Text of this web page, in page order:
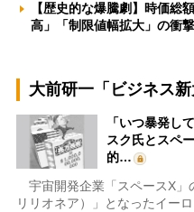
【歴史的な爆騰劇】時価総
高」「制限値幅拡大」の
大前研一「ビジネス
「いつ暴発し
スク氏とスペ
的…
宇宙開発企業「スペースX」
リリオネア）」となったイー